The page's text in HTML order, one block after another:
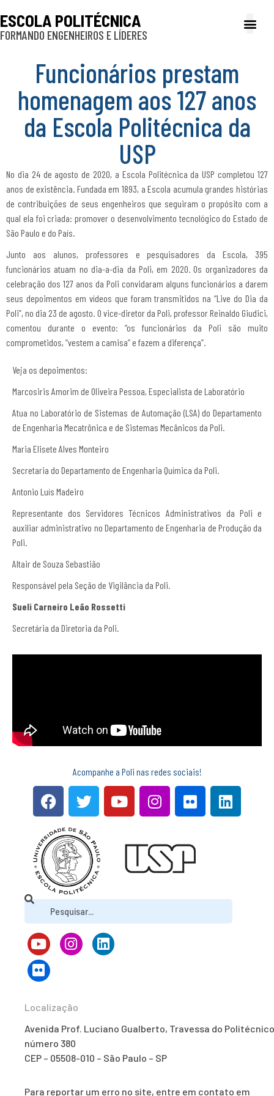
ESCOLA POLITÉCNICA
FORMANDO ENGENHEIROS E LÍDERES
Funcionários prestam
homenagem aos 127 anos
da Escola Politécnica da
USP
No dia 24 de agosto de 2020, a Escola Politécnica da USP completou 127
anos de existência. Fundada em 1893, a Escola acumula grandes histórias
de contribuições de seus engenheiros que seguiram o propósito com a
qual ela foi criada: promover o desenvolvimento tecnológico do Estado de
São Paulo e do País.
Junto aos alunos, professores e pesquisadores da Escola, 395
funcionários atuam no dia-a-dia da Poli, em 2020. Os organizadores da
celebração dos 127 anos da Poli convidaram alguns funcionários a darem
seus depoimentos em vídeos que foram transmitidos na “Live do Dia da
Poli”, no dia 23 de agosto. O vice-diretor da Poli, professor Reinaldo Giudici,
comentou durante o evento: “os funcionários da Poli são muito
comprometidos, “vestem a camisa” e fazem a diferença”.
Veja os depoimentos:
Marcosiris Amorim de Oliveira Pessoa, Especialista de Laboratório
Atua no Laboratório de Sistemas de Automação (LSA) do Departamento
de Engenharia Mecatrônica e de Sistemas Mecânicos da Poli.
Maria Elisete Alves Monteiro
Secretaria do Departamento de Engenharia Química da Poli.
Antonio Luís Madeiro
Representante dos Servidores Técnicos Administrativos da Poli e
auxiliar administrativo no Departamento de Engenharia de Produção da
Poli.
Altair de Souza Sebastião
Responsável pela Seção de Vigilância da Poli.
Sueli Carneiro Leão Rossetti
Secretária da Diretoria da Poli.
Acompanhe a Poli nas redes sociais!
Localização
Avenida Prof. Luciano Gualberto, Travessa do
número 380
CEP – 05508-010 – São Paulo – SP
Para reportar um erro no site, entre em contato em